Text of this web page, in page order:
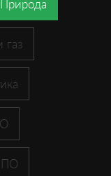
Природа
газ
ПО